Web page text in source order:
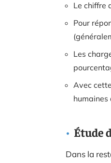
Le chiffre
Pour
Les
Avec
Étude
Dans la